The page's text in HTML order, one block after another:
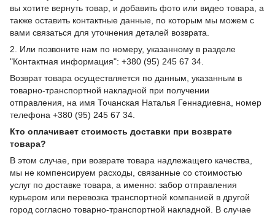
вы хотите вернуть товар, и добавить фото или видео товара, а
также оставить контактные данные, по которым мы можем с
вами связаться для уточнения деталей возврата.
2. Или позвоните нам по номеру, указанному в разделе
"Контактная информация": +380 (95) 245 67 34.
Возврат товара осуществляется по данным, указанным в
товарно-транспортной накладной при получении
отправления, на имя Точанская Наталья Геннадиевна, номер
телефона +380 (95) 245 67 34.
Кто оплачивает стоимость доставки при возврате
товара?
В этом случае, при возврате товара надлежащего качества,
мы не компенсируем расходы, связанные со стоимостью
услуг по доставке товара, а именно: забор отправления
курьером или перевозка транспортной компанией в другой
город согласно товарно-транспортной накладной. В случае